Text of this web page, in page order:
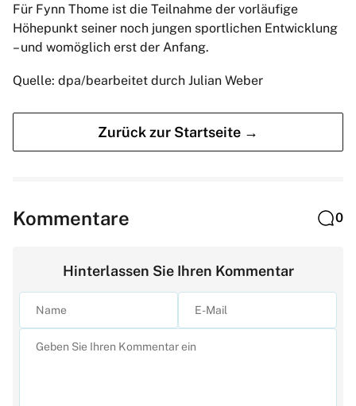
Für Fynn Thome ist die Teilnahme der vorläufige
Höhepunkt seiner noch jungen sportlichen Entwicklung
– und womöglich erst der Anfang.
Quelle: dpa/bearbeitet durch Julian Weber
Zurück zur Startseite →
Kommentare 0
Hinterlassen Sie Ihren Kommentar